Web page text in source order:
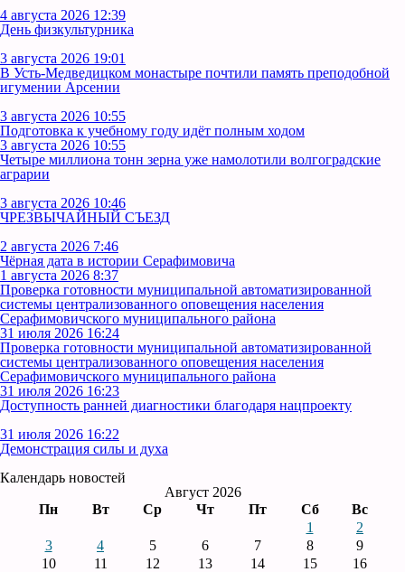
4 августа 2026 12:39
День физкультурника
3 августа 2026 19:01
В Усть‑Медведицком монастыре почтили память преподобной
игумении Арсении
3 августа 2026 10:55
Подготовка к учебному году идёт полным ходом
3 августа 2026 10:55
Четыре миллиона тонн зерна уже намолотили волгоградские
аграрии
3 августа 2026 10:46
ЧРЕЗВЫЧАЙНЫЙ СЪЕЗД
2 августа 2026 7:46
Чёрная дата в истории Серафимовича
1 августа 2026 8:37
Проверка готовности муниципальной автоматизированной
системы централизованного оповещения населения
Серафимовичского муниципального района
31 июля 2026 16:24
Проверка готовности муниципальной автоматизированной
системы централизованного оповещения населения
Серафимовичского муниципального района
31 июля 2026 16:23
Доступность ранней диагностики благодаря нацпроекту
31 июля 2026 16:22
Демонстрация силы и духа
Календарь новостей
Август 2026
Пн
Вт Ср Чт Пт Сб Вс
1
2
3
4 5 6 7 8
9
10
11 12 13 14 15
16